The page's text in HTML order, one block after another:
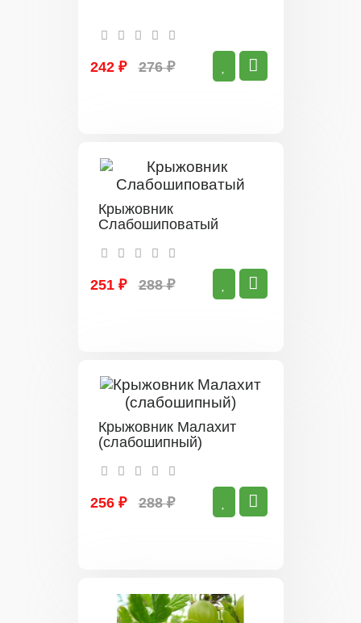
242 ₽ 276 ₽
Крыжовник
Слабошиповатый
251 ₽ 288 ₽
Крыжовник Малахит
(слабошипный)
256 ₽ 288 ₽